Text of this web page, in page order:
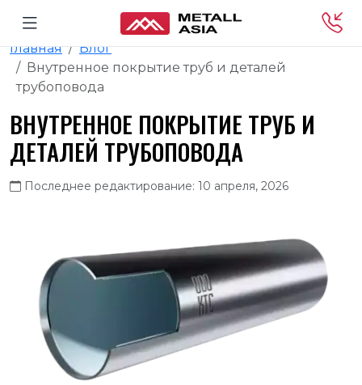
Главная
Блог
Внутренное покрытие труб и деталей
трубоповода
ВНУТРЕННОЕ ПОКРЫТИЕ ТРУБ И
ДЕТАЛЕЙ ТРУБОПОВОДА
Последнее редактирование: 10 апреля, 2026